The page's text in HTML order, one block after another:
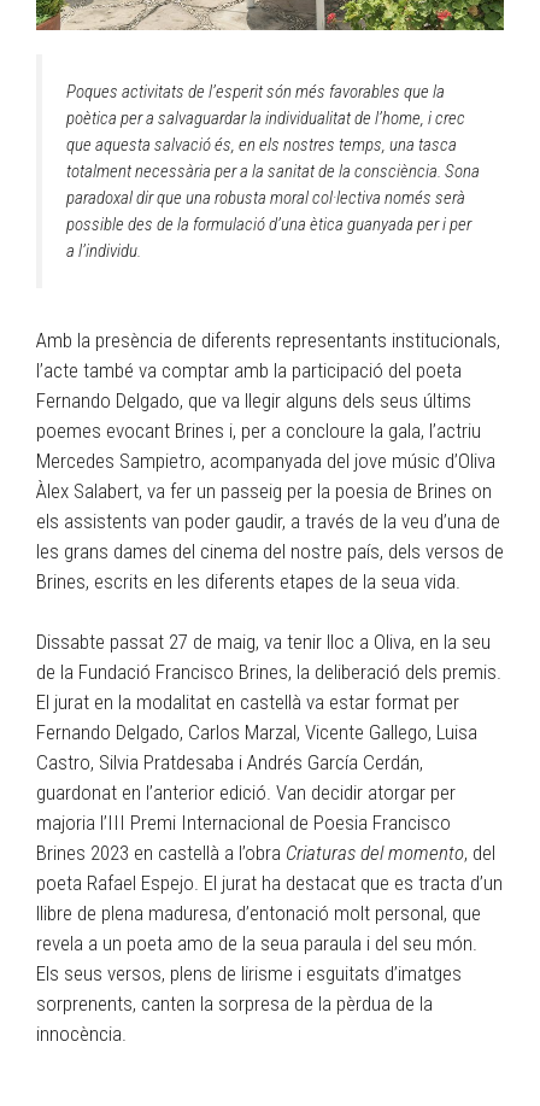
Poques activitats de l’esperit són més favorables que la
poètica per a salvaguardar la individualitat de l’home, i crec
que aquesta salvació és, en els nostres temps, una tasca
totalment necessària per a la sanitat de la consciència. Sona
paradoxal dir que una robusta moral col·lectiva només serà
possible des de la formulació d’una ètica guanyada per i per
a l’individu.
Amb la presència de diferents representants institucionals,
l’acte també va comptar amb la participació del poeta
Fernando Delgado, que va llegir alguns dels seus últims
poemes evocant Brines i, per a concloure la gala, l’actriu
Mercedes Sampietro, acompanyada del jove músic d’Oliva
Àlex Salabert, va fer un passeig per la poesia de Brines on
els assistents van poder gaudir, a través de la veu d’una de
les grans dames del cinema del nostre país, dels versos de
Brines, escrits en les diferents etapes de la seua vida.
Dissabte passat 27 de maig, va tenir lloc a Oliva, en la seu
de la Fundació Francisco Brines, la deliberació dels premis.
El jurat en la modalitat en castellà va estar format per
Fernando Delgado, Carlos Marzal, Vicente Gallego, Luisa
Castro, Silvia Pratdesaba i Andrés García Cerdán,
guardonat en l’anterior edició. Van decidir atorgar per
majoria l’III Premi Internacional de Poesia Francisco
Brines 2023 en castellà a l’obra Criaturas del momento, del
poeta Rafael Espejo. El jurat ha destacat que es tracta d’un
llibre de plena maduresa, d’entonació molt personal, que
revela a un poeta amo de la seua paraula i del seu món.
Els seus versos, plens de lirisme i esguitats d’imatges
sorprenents, canten la sorpresa de la pèrdua de la
innocència.